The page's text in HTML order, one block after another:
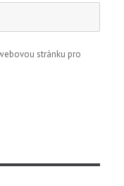
stránku pro